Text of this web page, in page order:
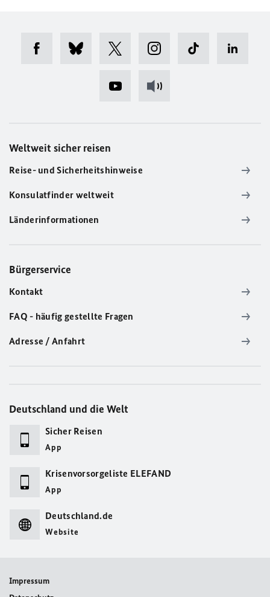
Weltweit sicher reisen
Reise- und Sicherheitshinweise
Konsulatfinder weltweit
Länderinformationen
Bürgerservice
Kontakt
FAQ - häufig gestellte Fragen
Adresse / Anfahrt
Deutschland und die Welt
Sicher Reisen
App
Krisenvorsorgeliste ELEFAND
App
Deutschland.de
Website
Impressum